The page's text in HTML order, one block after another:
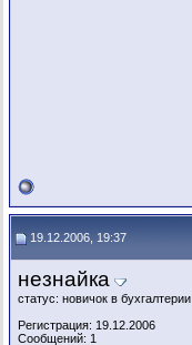
19.12.2006, 19:37
незнайка
статус: новичок в бухгалтерии
Регистрация: 19.12.2006
Сообщений: 1